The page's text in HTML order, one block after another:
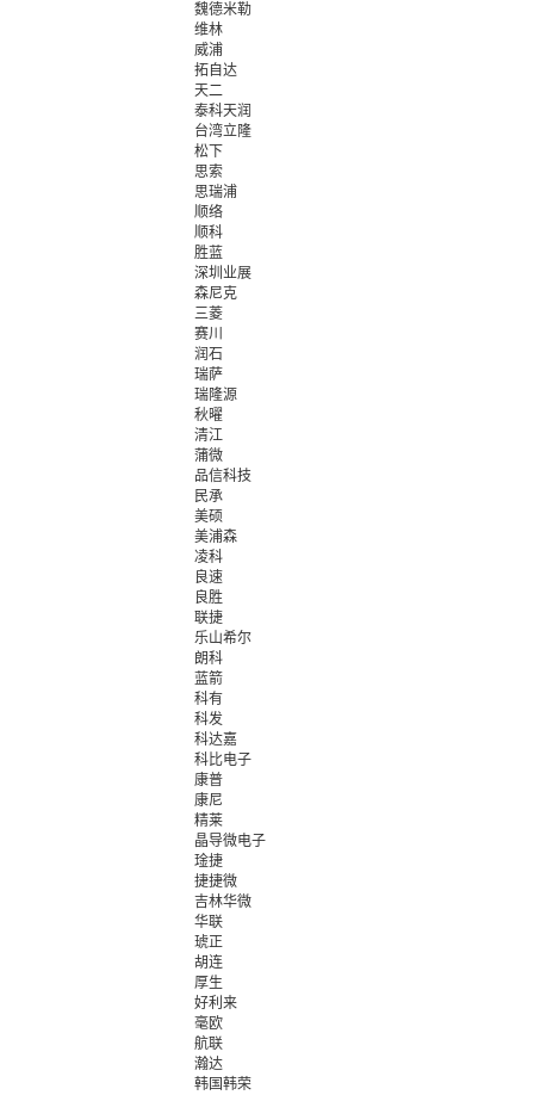
魏德米勒
维林
威浦
拓自达
天二
泰科天润
台湾立隆
松下
思索
思瑞浦
顺络
顺科
胜蓝
深圳业展
森尼克
三菱
赛川
润石
瑞萨
瑞隆源
秋曜
清江
蒲微
品信科技
民承
美硕
美浦森
凌科
良速
良胜
联捷
乐山希尔
朗科
蓝箭
科有
科发
科达嘉
科比电子
康普
康尼
精莱
晶导微电子
琻捷
捷捷微
吉林华微
华联
琥正
胡连
厚生
好利来
毫欧
航联
瀚达
韩国韩荣